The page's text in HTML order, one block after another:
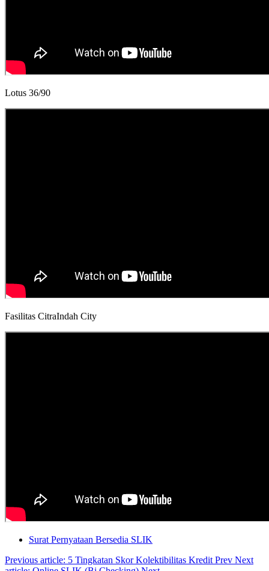
Lotus 36/90
Fasilitas CitraIndah City
Surat Pernyataan Bersedia SLIK
Previous article: 5 Tingkatan Skor Kolektibilitas Kredit Prev Next